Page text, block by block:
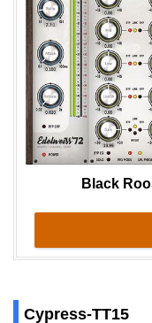
Black
Cypress-TT15